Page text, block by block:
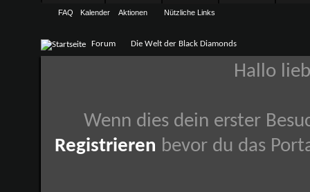
FAQ Kalender Aktionen Nützliche Links
Forum Die Welt der Black Diamonds
Hallo
Wenn dies dein erster
Registrieren bevor du das